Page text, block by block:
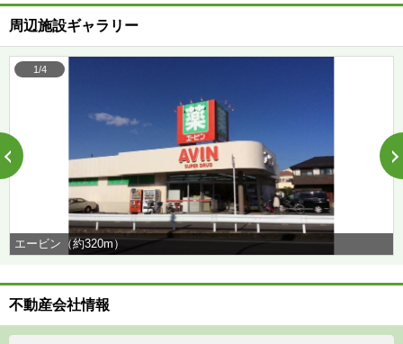
周辺施設ギャラリー
エービン（約320m）
1/4
不動産会社情報